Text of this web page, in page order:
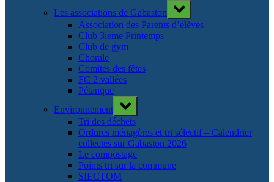
Les associations de Gabaston
Toggle
sub-
menu
Association des Parents d’élèves
Club 3ieme Printemps
Club de gym
Chorale
Comités des fêtes
FC 2 vallées
Pétanque
Environnement
Toggle
sub-
menu
Tri des déchets
Ordures ménagères et tri sélectif – Calendrier
collectes sur Gabaston 2026
Le compostage
Points tri sur la commune
SIECTOM